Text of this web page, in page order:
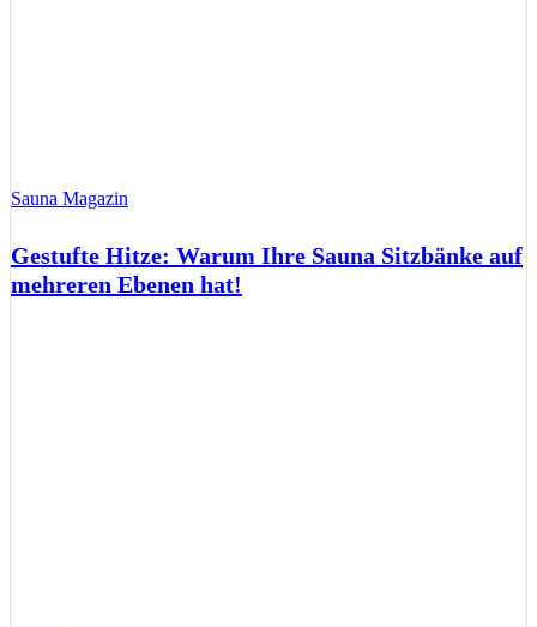
Sauna Magazin
Gestufte Hitze: Warum Ihre Sauna Sitzbänke auf
mehreren Ebenen hat!